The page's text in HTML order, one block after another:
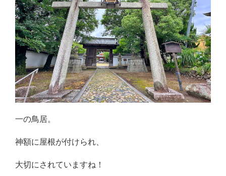
一の鳥居。
神額に屋根が付けられ、
大切にされていますね！